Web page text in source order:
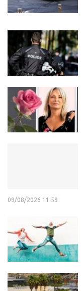
09/08/2026 11:59